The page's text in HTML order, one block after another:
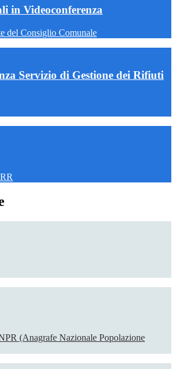
in Videoconferenza
del Consiglio Comunale
Servizio di Gestione dei Rifiuti
(Anagrafe Nazionale Popolazione